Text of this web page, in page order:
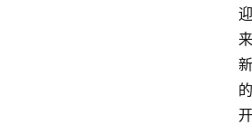
迎
来
新
的
开